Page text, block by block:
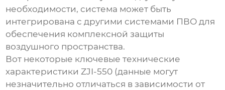
необходимости, система может быть
интегрирована с другими системами ПВО для
обеспечения комплексной защиты
воздушного пространства.
Вот некоторые ключевые технические
характеристикиZJI-550 (данные могут
незначительно отличаться в зависимости от